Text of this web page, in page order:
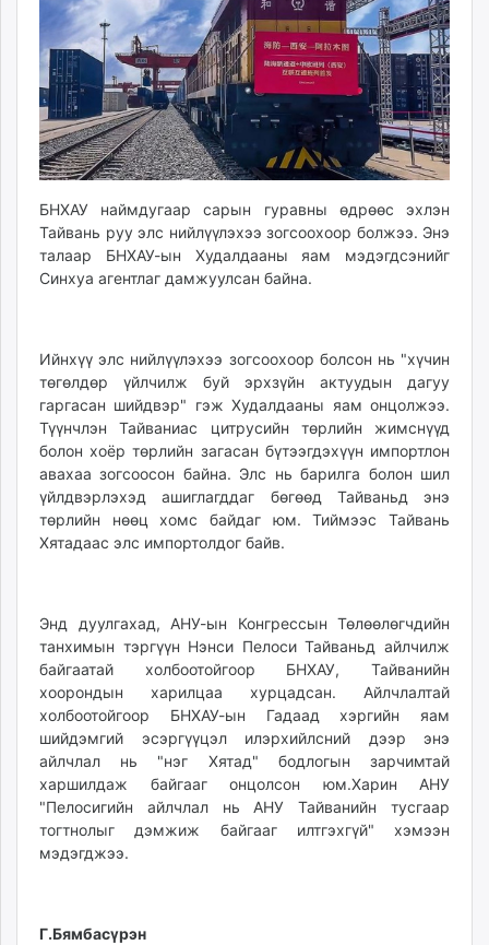
ikon.mn
mnb.mn
Livetv.mn
Eguur.mn
24tsag.mn
shuud.mn
eagle.mn
ergelt.mn
zarig.mn
today.mn
zuv.mn
urlag.mn
unen.mn
asu.mn
shudarga.mn
shuurhai.mn
unuudur.mn
isee.mn
itoim.mn
tumen.mn
shuum.mn
times.mn
tvmongolia.mn
mass.mn
unegui.mn
assa.mn
toim.mn
tac.mn
БНХАУ наймдугаар сарын гуравны өдрөөс эхлэн
Тайвань руу элс нийлүүлэхээ зогсоохоор болжээ. Энэ
талаар БНХАУ-ын Худалдааны яам мэдэгдсэнийг
Синхуа агентлаг дамжуулсан байна.
Ийнхүү элс нийлүүлэхээ зогсоохоор болсон нь "хүчин
төгөлдөр үйлчилж буй эрхзүйн актуудын дагуу
гаргасан шийдвэр" гэж Худалдааны яам онцолжээ.
Түүнчлэн Тайваниас цитрусийн төрлийн жимснүүд
болон хоёр төрлийн загасан бүтээгдэхүүн импортлон
авахаа зогсоосон байна. Элс нь барилга болон шил
үйлдвэрлэхэд ашиглагддаг бөгөөд Тайваньд энэ
төрлийн нөөц хомс байдаг юм. Тиймээс Тайвань
Хятадаас элс импортолдог байв.
Энд дуулгахад, АНУ-ын Конгрессын Төлөөлөгчдийн
танхимын тэргүүн Нэнси Пелоси Тайваньд айлчилж
байгаатай холбоотойгоор БНХАУ, Тайванийн
хоорондын харилцаа хурцадсан. Айлчлалтай
холбоотойгоор БНХАУ-ын Гадаад хэргийн яам
шийдэмгий эсэргүүцэл илэрхийлсний дээр энэ
айлчлал нь "нэг Хятад" бодлогын зарчимтай
харшилдаж байгааг онцолсон юм.Харин АНУ
"Пелосигийн айлчлал нь АНУ Тайванийн тусгаар
тогтнолыг дэмжиж байгааг илтгэхгүй" хэмээн
мэдэгджээ.
Г.Бямбасүрэн